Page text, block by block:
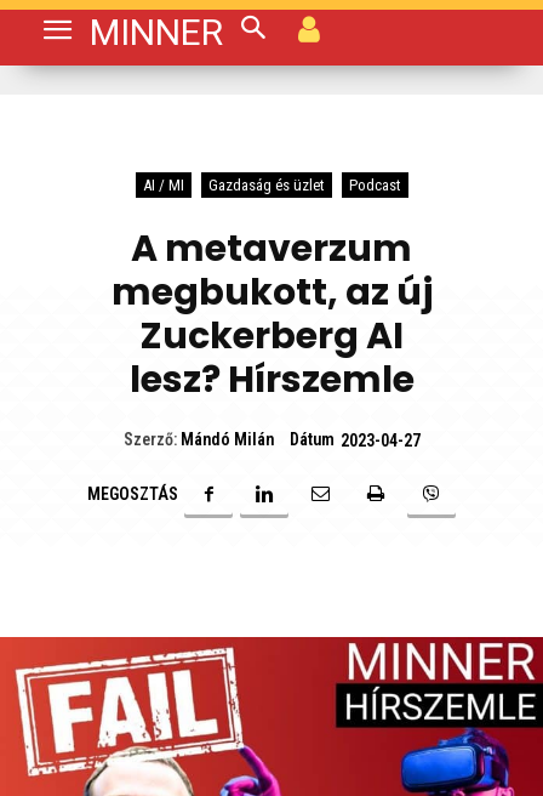
MINNER
AI / MI Gazdaság és üzlet Podcast
A metaverzum
megbukott, az új
Zuckerberg AI
lesz? Hírszemle
Szerző: Mándó Milán Dátum 2023-04-27
MEGOSZTÁS